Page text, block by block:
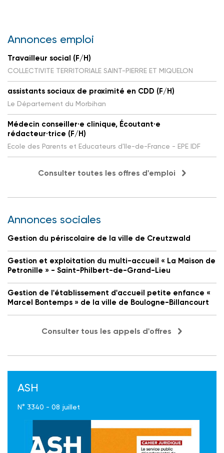
Annonces emploi
Travailleur social (F/H)
COLLECTIVITE TERRITORIALE SAINT-PIERRE ET MIQUELON
assistants sociaux de proximité en CDD (F/H)
Le Département du Morbihan
Médecin conseiller·e clinique, Écoutant·e
rédacteur·trice (F/H)
Ecole des Parents et Educateurs d'Ile-de-France - EPE IDF
Consulter toutes les offres d'emploi
Annonces sociales
Gestion du périscolaire de la ville de Creutzwald
Gestion et exploitation du multi-accueil « La Maison de
Petronille » - Saint-Philbert-de-Grand-Lieu
Gestion de l'établissement d'accueil petite enfance «
Marcel Bontemps » de la ville de Boulogne-Billancourt
Consulter tous les appels d'offres
ASH
N° 3340 - 08 juillet